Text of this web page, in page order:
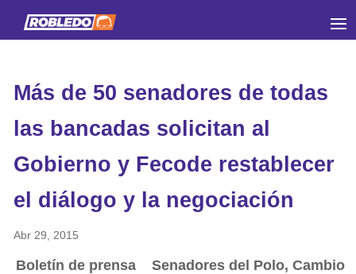
Más de 50 senadores de todas
las bancadas solicitan al
Gobierno y Fecode restablecer
el diálogo y la negociación
Abr 29, 2015
Boletín de prensa Senadores del Polo, Cambio